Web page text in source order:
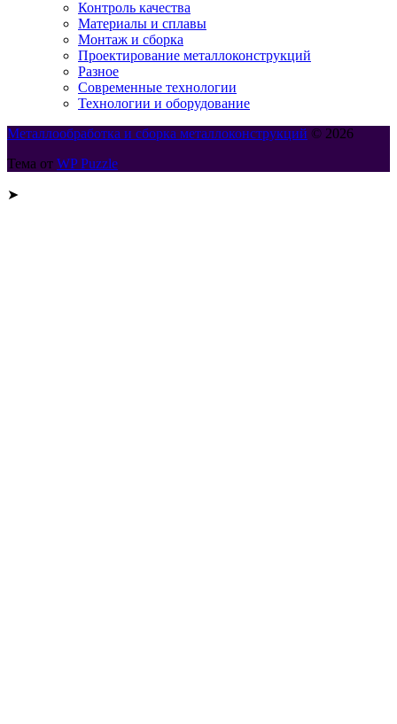
Контроль качества
Материалы и сплавы
Монтаж и сборка
Проектирование металлоконструкций
Разное
Современные технологии
Технологии и оборудование
Металлообработка и сборка металлоконструкций © 2026
Тема от WP Puzzle
➤